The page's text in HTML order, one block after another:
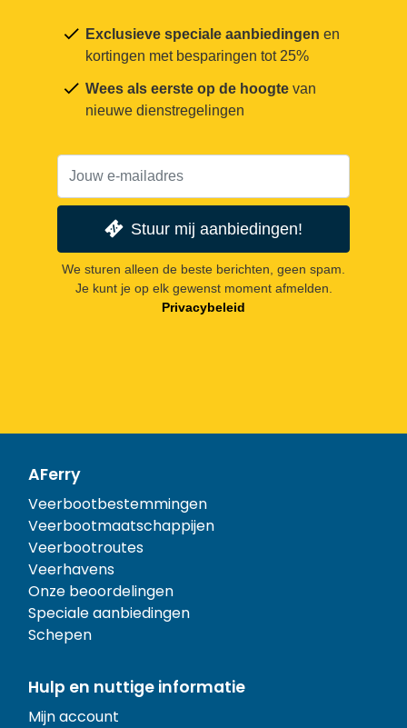
Exclusieve speciale aanbiedingen en
kortingen met besparingen tot 25%
Wees als eerste op de hoogte van
nieuwe dienstregelingen
Stuur mij aanbiedingen!
We sturen alleen de beste berichten, geen spam.
Je kunt je op elk gewenst moment afmelden.
Privacybeleid
AFerry
Veerbootbestemmingen
Veerbootmaatschappijen
Veerbootroutes
Veerhavens
Onze beoordelingen
Speciale aanbiedingen
Schepen
Hulp en nuttige informatie
Mijn account